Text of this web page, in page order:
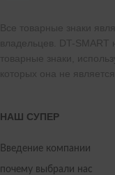
Все товарные знаки
владельцев. DT-SMART
товарные знаки,
которых она не является.
НАШ СУПЕР
Введение компании
почему выбрали нас